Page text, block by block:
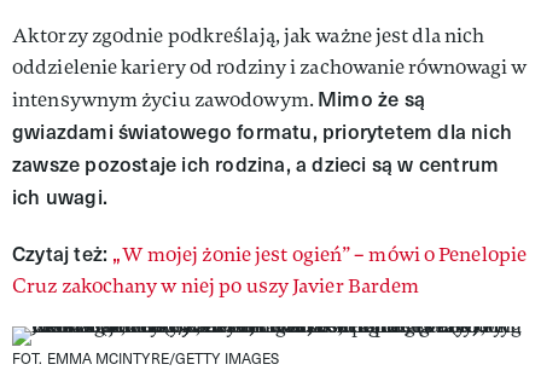
Aktorzy zgodnie podkreślają, jak ważne jest dla nich
oddzielenie kariery od rodziny i zachowanie równowagi w
intensywnym życiu zawodowym. Mimo że są
gwiazdami światowego formatu, priorytetem dla nich
zawsze pozostaje ich rodzina, a dzieci są w centrum
ich uwagi.
Czytaj też: „W mojej żonie jest ogień” – mówi o Penelopie
Cruz zakochany w niej po uszy Javier Bardem
FOT. EMMA MCINTYRE/GETTY IMAGES